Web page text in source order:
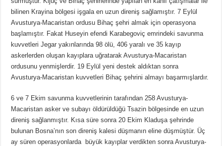
bilinen Krayina bölgesi işgala en uzun direniş sağlamıştır. 7 Eylül
Avusturya-Macaristan ordusu Bihaç şehri almak için operasyona
başlamıştır. Fakat Huseyin efendi Karabegoviç emrindeki savunma
kuvvetleri Jegar yakınlarında 98 ölü, 406 yaralı ve 35 kayıp
askerlerden oluşan kayıplara uğratarak Avusturya-Macaristan
ordusunu yenmişlerdir. 19 Eylül yeni destek aldıktan sonra
Avusturya-Macaristan kuvvetleri Bihaç şehrini almayı başarmışlardır.
6 ve 7 Ekim savunma kuvvetlerinin tarafından 258 Avusturya-
Macaristan asker ve subayı öldürüldüğü Tsazin bölgesinde en uzun
direniş sağlanmıştır. Kısa süre sonra 20 Ekim Kladuşa şehrinde
bulunan Bosna’nın son direniş kalesi düşmanın eline düşmüştür. Üç
ay süren operasyonlarda büyük kayıplar verdikten sonra Avusturya-